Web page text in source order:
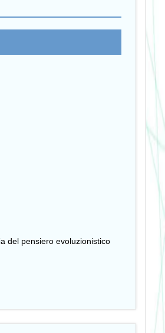
del pensiero evoluzionistico